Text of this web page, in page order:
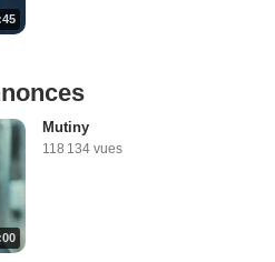
Mutiny
118 134 vues